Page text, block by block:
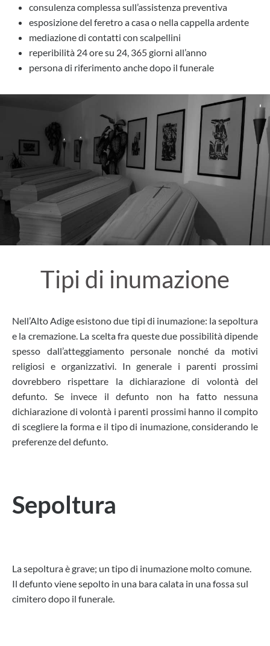
consulenza complessa sull’assistenza preventiva
esposizione del feretro a casa o nella cappella ardente
mediazione di contatti con scalpellini
reperibilità 24 ore su 24, 365 giorni all’anno
persona di riferimento anche dopo il funerale
Tipi di inumazione
Nell’Alto Adige esistono due tipi di inumazione: la sepoltura
e la cremazione. La scelta fra queste due possibilità dipende
spesso dall’atteggiamento personale nonché da motivi
religiosi e organizzativi. In generale i parenti prossimi
dovrebbero rispettare la dichiarazione di volontà del
defunto. Se invece il defunto non ha fatto nessuna
dichiarazione di volontà i parenti prossimi hanno il compito
di scegliere la forma e il tipo di inumazione, considerando le
preferenze del defunto.
Sepoltura
La sepoltura è grave; un tipo di inumazione molto comune.
Il defunto viene sepolto in una bara calata in una fossa sul
cimitero dopo il funerale.